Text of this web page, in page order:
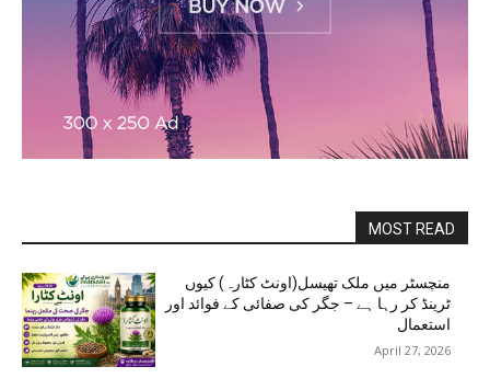
MOST READ
منچسٹر میں ملک تھیسل(اونٹ کٹارہ) کیوں
ٹرینڈ کر رہا ہے – جگر کی صفائی کے فوائد اور
استعمال
April 27, 2026